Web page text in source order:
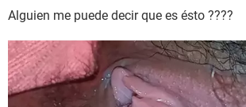
BIENESTAR
SEXUALIDAD
GLOSARIO
Alguien me puede decir que es ésto ????